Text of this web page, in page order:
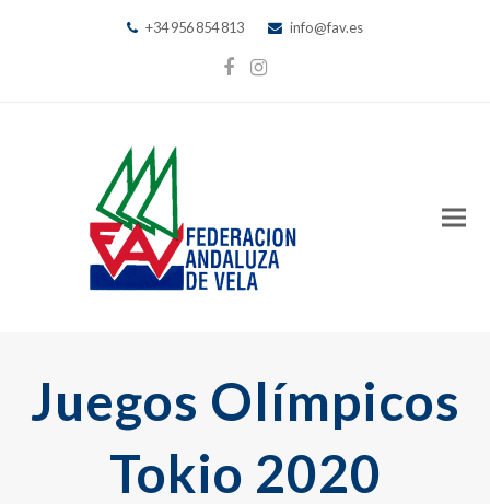
+34 956 854 813 info@fav.es
Facebook
Instagram
Juegos Olímpicos
Tokio 2020